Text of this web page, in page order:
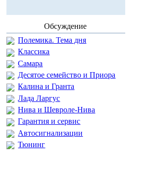
Обсуждение
Полемика. Тема дня
Классика
Самара
Десятое семейство и Приора
Калина и Гранта
Лада Ларгус
Нива и Шевроле-Нива
Гарантия и сервис
Автосигнализации
Тюнинг